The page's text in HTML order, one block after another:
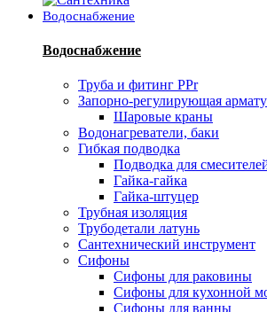
Водоснабжение
Водоснабжение
Труба и фитинг PPr
Запорно-регулирующая
Шаровые краны
Водонагреватели, баки
Гибкая подводка
Подводка для
Гайка-гайка
Гайка-штуцер
Трубная изоляция
Трубодетали латунь
Сантехнический инструмент
Сифоны
Сифоны для раковины
Сифоны для кухонной
Сифоны для ванны